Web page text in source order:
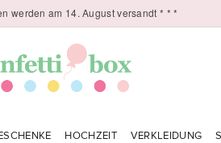
werden am 14. August versandt * * *
HOCHZEIT VERKLEIDUNG